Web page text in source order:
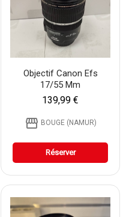
Objectif Canon Efs
17/55 Mm
139,99 €
storefront BOUGE (NAMUR)
Réserver